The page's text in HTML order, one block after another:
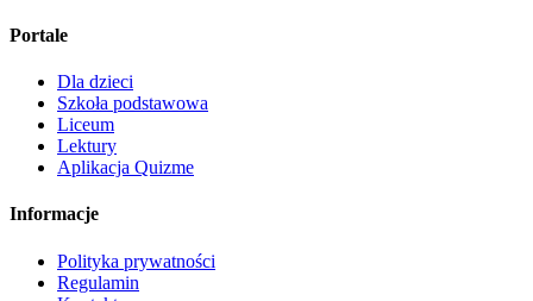
Portale
Dla dzieci
Szkoła podstawowa
Liceum
Lektury
Aplikacja Quizme
Informacje
Polityka prywatności
Regulamin